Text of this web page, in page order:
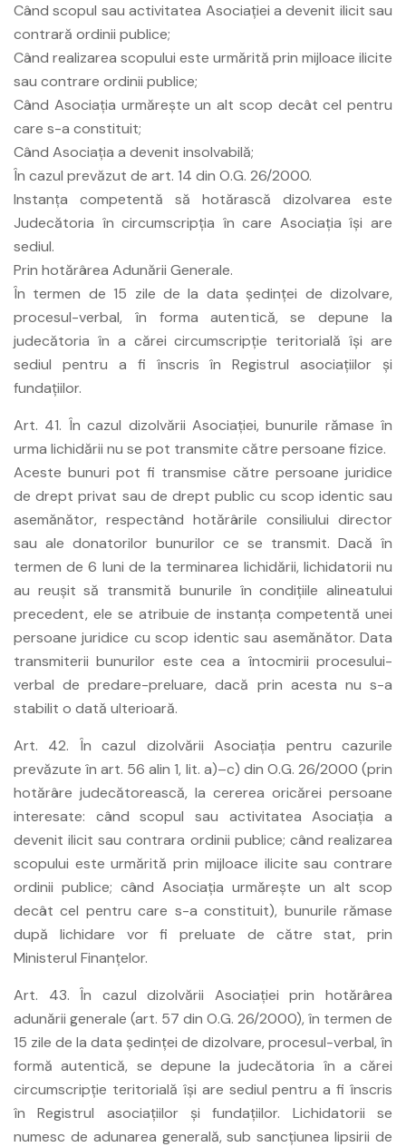
Când scopul sau activitatea Asociaţiei a devenit ilicit sau
contrară ordinii publice;
Când realizarea scopului este urmărită prin mijloace ilicite
sau contrare ordinii publice;
Când Asociaţia urmăreşte un alt scop decât cel pentru
care s-a constituit;
Când Asociaţia a devenit insolvabilă;
În cazul prevăzut de art. 14 din O.G. 26/2000.
Instanţa competentă să hotărască dizolvarea este
Judecătoria în circumscripţia în care Asociaţia îşi are
sediul.
Prin hotărârea Adunării Generale.
În termen de 15 zile de la data şedinţei de dizolvare,
procesul-verbal, în forma autentică, se depune la
judecătoria în a cărei circumscripţie teritorială îşi are
sediul pentru a fi înscris în Registrul asociaţiilor şi
fundaţiilor.
Art. 41. În cazul dizolvării Asociaţiei, bunurile rămase în
urma lichidării nu se pot transmite către persoane fizice.
Aceste bunuri pot fi transmise către persoane juridice
de drept privat sau de drept public cu scop identic sau
asemănător, respectând hotărârile consiliului director
sau ale donatorilor bunurilor ce se transmit. Dacă în
termen de 6 luni de la terminarea lichidării, lichidatorii nu
au reuşit să transmită bunurile în condiţiile alineatului
precedent, ele se atribuie de instanţa competentă unei
persoane juridice cu scop identic sau asemănător. Data
transmiterii bunurilor este cea a întocmirii procesului-
verbal de predare-preluare, dacă prin acesta nu s-a
stabilit o dată ulterioară.
Art. 42. În cazul dizolvării Asociaţia pentru cazurile
prevăzute în art. 56 alin 1, lit. a)–c) din O.G. 26/2000 (prin
hotărâre judecătorească, la cererea oricărei persoane
interesate: când scopul sau activitatea Asociaţia a
devenit ilicit sau contrara ordinii publice; când realizarea
scopului este urmărită prin mijloace ilicite sau contrare
ordinii publice; când Asociaţia urmăreşte un alt scop
decât cel pentru care s-a constituit), bunurile rămase
după lichidare vor fi preluate de către stat, prin
Ministerul Finanţelor.
Art. 43. În cazul dizolvării Asociaţiei prin hotărârea
adunării generale (art. 57 din O.G. 26/2000), în termen de
15 zile de la data şedinţei de dizolvare, procesul-verbal, în
formă autentică, se depune la judecătoria în a cărei
circumscripţie teritorială îşi are sediul pentru a fi înscris
în Registrul asociaţiilor şi fundaţiilor. Lichidatorii se
numesc de adunarea generală, sub sancţiunea lipsirii de